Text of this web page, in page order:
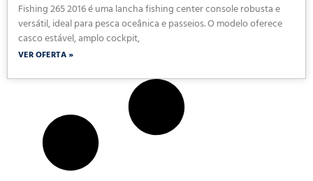
Fishing 265 2016 é uma lancha fishing center console robusta e
versátil, ideal para pesca oceânica e passeios. O modelo oferece
casco estável, amplo cockpit,
VER OFERTA »